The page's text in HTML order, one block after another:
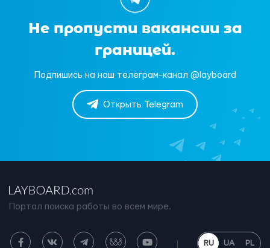
Не пропусти вакансии за
границей.
Подпишись на наш телеграм-канал @layboard
Открыть Telegram
Портал поиска работы во всем мире.
RU UA PL